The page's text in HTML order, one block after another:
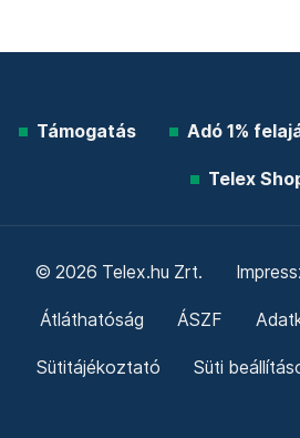
Támogatás Adó 1%
Telex
© 2026 Telex.hu Zrt.
Átláthatóság ÁSZF
Sütitájékoztató Süti